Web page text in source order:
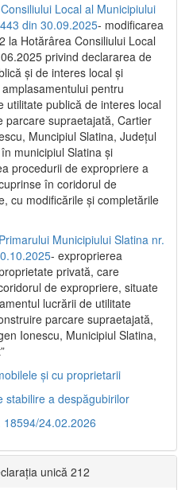
Local al Municipiului
din 30.09.2025- modificarea
la Hotărârea Consiliului Local
privind declararea de
şi de interes local şi
pentru
utilitate publică de interes local
parcare supraetajată, Cartier
Muncipiul Slatina, Judeţul
municipiul Slatina şi
procedurii de expropriere a
în coridorul de
cu modificările şi completările
Municipiului Slatina nr.
- exproprierea
privată, care
de expropriere, situate
lucrării de utilitate
parcare supraetajată,
Ionescu, Municipiul Slatina,
și cu proprietarii
stabilire a despăgubirilor
18594/24.02.2026
unică 212